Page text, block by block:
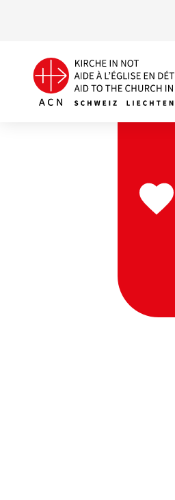
Indonesien